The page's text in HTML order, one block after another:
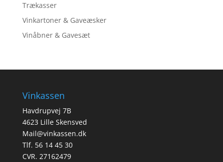
Trækasser
Vinkartoner & Gaveæsker
Vinåbner & Gavesæt
Vinkassen
Havdrupvej 7B
4623 Lille Skensved
Mail@vinkassen.dk
Tlf. 56 14 45 30
CVR. 27162479